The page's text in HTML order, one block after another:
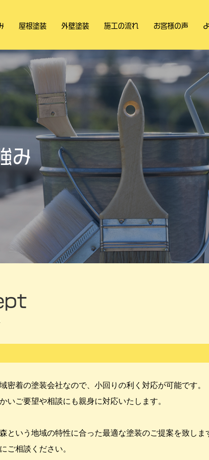
屋根塗装 外壁塗装 施工の流れ お客様の声
み
密着の塗装会社なので、小回りの利く対応が可能です。
いご要望や相談にも親身に対応いたします。
という地域の特性に合った最適な塗装のご提案を致しま
ご相談ください。